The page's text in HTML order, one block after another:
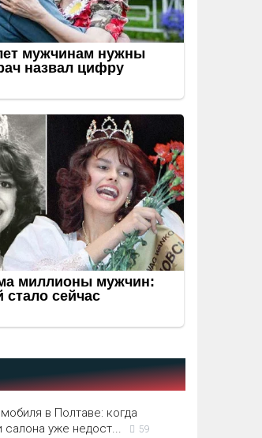
в Полтаве: когда
салона уже недост...
59